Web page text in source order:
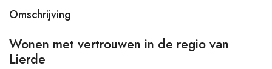
Omschrijving
Wonen met vertrouwen in de regio van
Lierde